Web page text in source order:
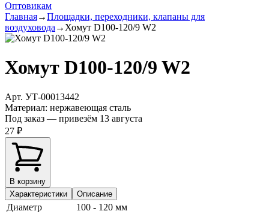
Оптовикам
Главная→Площадки, переходники, клапаны для
воздуховода → Хомут D100-120/9 W2
Хомут D100-120/9 W2
Арт. УТ-00013442
Материал: нержавеющая сталь
Под заказ — привезём 13 августа
27 ₽
В корзину
Характеристики
Описание
Диаметр
100 - 120 мм